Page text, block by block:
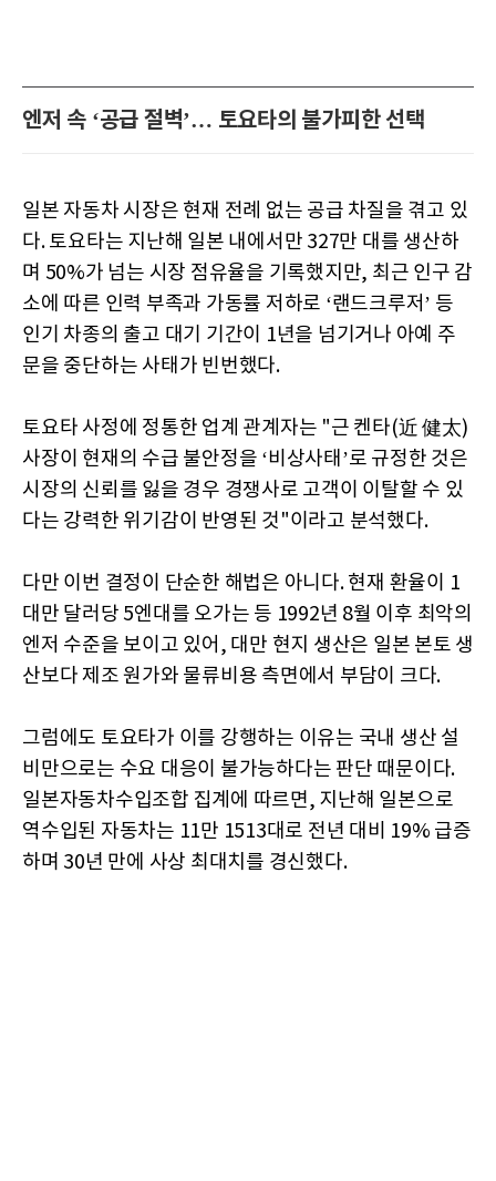
엔저 속 ‘공급 절벽’… 토요타의 불가피한 선택
일본 자동차 시장은 현재 전례 없는 공급 차질을 겪고 있
다. 토요타는 지난해 일본 내에서만 327만 대를 생산하
며 50%가 넘는 시장 점유율을 기록했지만, 최근 인구 감
소에 따른 인력 부족과 가동률 저하로 ‘랜드크루저’ 등
인기 차종의 출고 대기 기간이 1년을 넘기거나 아예 주
문을 중단하는 사태가 빈번했다.
토요타 사정에 정통한 업계 관계자는 "근 켄타(近 健太)
사장이 현재의 수급 불안정을 ‘비상사태’로 규정한 것은
시장의 신뢰를 잃을 경우 경쟁사로 고객이 이탈할 수 있
다는 강력한 위기감이 반영된 것"이라고 분석했다.
다만 이번 결정이 단순한 해법은 아니다. 현재 환율이 1
대만 달러당 5엔대를 오가는 등 1992년 8월 이후 최악의
엔저 수준을 보이고 있어, 대만 현지 생산은 일본 본토 생
산보다 제조 원가와 물류비용 측면에서 부담이 크다.
그럼에도 토요타가 이를 강행하는 이유는 국내 생산 설
비만으로는 수요 대응이 불가능하다는 판단 때문이다.
일본자동차수입조합 집계에 따르면, 지난해 일본으로
역수입된 자동차는 11만 1513대로 전년 대비 19% 급증
하며 30년 만에 사상 최대치를 경신했다.